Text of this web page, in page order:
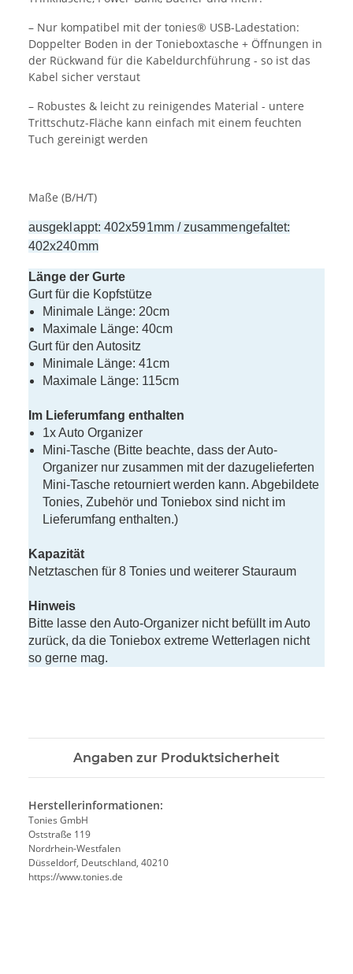
– Nur kompatibel mit der tonies® USB-Ladestation:
Doppelter Boden in der Tonieboxtasche + Öffnungen in
der Rückwand für die Kabeldurchführung - so ist das
Kabel sicher verstaut
– Robustes & leicht zu reinigendes Material - untere
Trittschutz-Fläche kann einfach mit einem feuchten
Tuch gereinigt werden
Maße (B/H/T)
ausgeklappt: 402x591mm / zusammengefaltet:
402x240mm
Länge der Gurte
Gurt für die Kopfstütze
Minimale Länge: 20cm
Maximale Länge: 40cm
Gurt für den Autositz
Minimale Länge: 41cm
Maximale Länge: 115cm
Im Lieferumfang enthalten
1x Auto Organizer
Mini-Tasche (Bitte beachte, dass der Auto-
Organizer nur zusammen mit der dazugelieferten
Mini-Tasche retourniert werden kann. Abgebildete
Tonies, Zubehör und Toniebox sind nicht im
Lieferumfang enthalten.)
Kapazität
Netztaschen für 8 Tonies und weiterer Stauraum
Hinweis
Bitte lasse den Auto-Organizer nicht befüllt im Auto
zurück, da die Toniebox extreme Wetterlagen nicht
so gerne mag.
Angaben zur Produktsicherheit
Herstellerinformationen:
Tonies GmbH
Oststraße 119
Nordrhein-Westfalen
Düsseldorf, Deutschland, 40210
https://www.tonies.de